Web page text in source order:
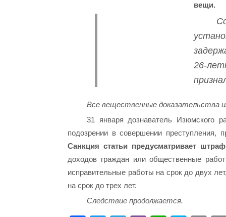
вещи.
26-
Все вещественные доказательства
31 января дознаватель Изюмского
подозрении в совершении преступления,
Санкция статьи предусматривает штраф
доходов граждан или общественные
исправительные работы на срок до двух
на срок до трех лет.
Следствие продолжается.